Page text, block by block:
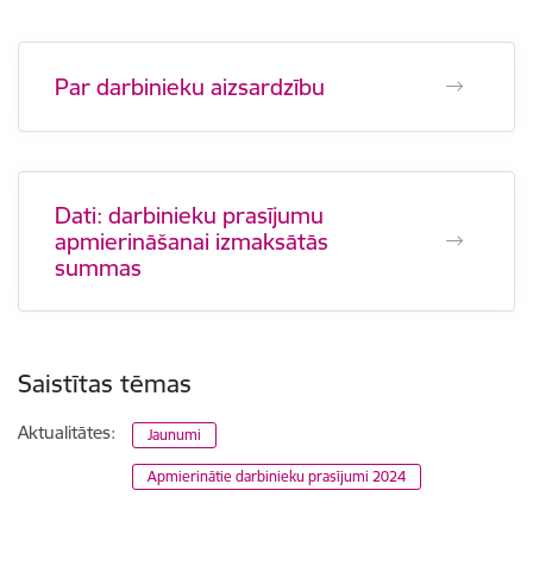
Par darbinieku aizsardzību
Dati: darbinieku prasījumu
apmierināšanai izmaksātās
summas
Saistītas tēmas
Aktualitātes: Jaunumi
Apmierinātie darbinieku prasījumi 2024